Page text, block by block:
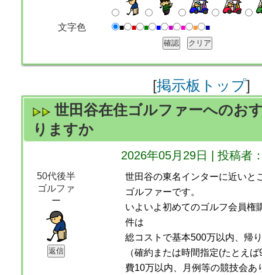
文字色 ■ ■ ■ ■ ■ ■ ■ ■
[掲示板トップ]
世田谷在住ゴルファーへのお
りますか
2026年05月29日 | 投稿者
50代後半
ゴルファ
ー
世田谷の東名インターに近いと
ゴルファーです。
いよいよ初めてのゴルフ会員権
件は
総コストで基本500万以内、帰
（確約または時間指定(たとえ
費10万以内、月例等の競技会あ